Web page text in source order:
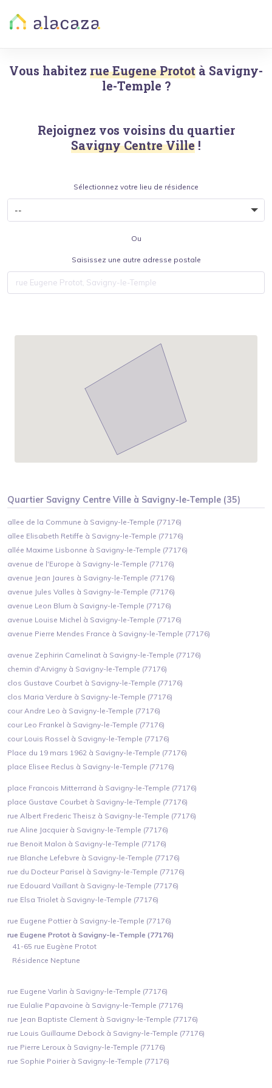
Vous habitez rue Eugene Protot à Savigny-
le-Temple ?
Rejoignez vos voisins du quartier
Savigny Centre Ville !
Sélectionnez votre lieu de résidence
Ou
Saisissez une autre adresse postale
Quartier Savigny Centre Ville à Savigny-le-Temple (35)
allee de la Commune à Savigny-le-Temple (77176)
allee Elisabeth Retiffe à Savigny-le-Temple (77176)
allée Maxime Lisbonne à Savigny-le-Temple (77176)
avenue de l'Europe à Savigny-le-Temple (77176)
avenue Jean Jaures à Savigny-le-Temple (77176)
avenue Jules Valles à Savigny-le-Temple (77176)
avenue Leon Blum à Savigny-le-Temple (77176)
avenue Louise Michel à Savigny-le-Temple (77176)
avenue Pierre Mendes France à Savigny-le-Temple (77176)
avenue Zephirin Camelinat à Savigny-le-Temple (77176)
chemin d'Arvigny à Savigny-le-Temple (77176)
clos Gustave Courbet à Savigny-le-Temple (77176)
clos Maria Verdure à Savigny-le-Temple (77176)
cour Andre Leo à Savigny-le-Temple (77176)
cour Leo Frankel à Savigny-le-Temple (77176)
cour Louis Rossel à Savigny-le-Temple (77176)
Place du 19 mars 1962 à Savigny-le-Temple (77176)
place Elisee Reclus à Savigny-le-Temple (77176)
place Francois Mitterrand à Savigny-le-Temple (77176)
place Gustave Courbet à Savigny-le-Temple (77176)
rue Albert Frederic Theisz à Savigny-le-Temple (77176)
rue Aline Jacquier à Savigny-le-Temple (77176)
rue Benoit Malon à Savigny-le-Temple (77176)
rue Blanche Lefebvre à Savigny-le-Temple (77176)
rue du Docteur Parisel à Savigny-le-Temple (77176)
rue Edouard Vaillant à Savigny-le-Temple (77176)
rue Elsa Triolet à Savigny-le-Temple (77176)
rue Eugene Pottier à Savigny-le-Temple (77176)
rue Eugene Protot à Savigny-le-Temple (77176)
41-65 rue Eugène Protot
Résidence Neptune
rue Eugene Varlin à Savigny-le-Temple (77176)
rue Eulalie Papavoine à Savigny-le-Temple (77176)
rue Jean Baptiste Clement à Savigny-le-Temple (77176)
rue Louis Guillaume Debock à Savigny-le-Temple (77176)
rue Pierre Leroux à Savigny-le-Temple (77176)
rue Sophie Poirier à Savigny-le-Temple (77176)